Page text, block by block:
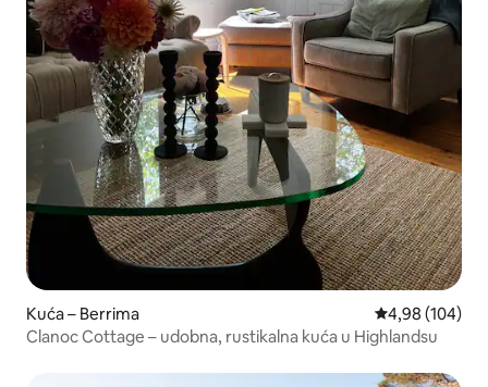
Kuća – Berrima Prosječna
4,98 (104)
Clanoc Cottage – udobna, rustikalna kuća u Highlandsu